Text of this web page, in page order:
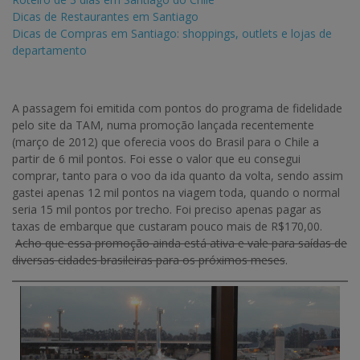
Dicas de Restaurantes em Santiago
Dicas de Compras em Santiago: shoppings, outlets e lojas de
departamento
A passagem foi emitida com pontos do programa de fidelidade
pelo site da TAM, numa promoção lançada recentemente
(março de 2012) que oferecia voos do Brasil para o Chile a
partir de 6 mil pontos. Foi esse o valor que eu consegui
comprar, tanto para o voo da ida quanto da volta, sendo assim
gastei apenas 12 mil pontos na viagem toda, quando o normal
seria 15 mil pontos por trecho. Foi preciso apenas pagar as
taxas de embarque que custaram pouco mais de R$170,00.
Acho que essa promoção ainda está ativa e vale para saídas de
diversas cidades brasileiras para os próximos meses.